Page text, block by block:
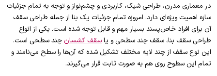
در معماری مدرن، طراحی شیک، کاربردی و چشم‌نواز و توجه به تمام جزئیات
سازه اهمیت ویژه‌ای دارد. امروزه تمام جزئیات یک بنا از جمله طراحی سقف
آن برای افراد خاص‌پسند بسیار مهم و قابل توجه شده است. یکی از انواع
طراحی سقف بنا، سقف چند سطحی و یاسقف کشسانچند سطحی است.
این نوع سقف از چند لایه مختلف تشکیل شده که آن‌ها را سطح می‌نامند و
تمام این سطوح روی هم به صورت ثابت قرار می‌گیرند.